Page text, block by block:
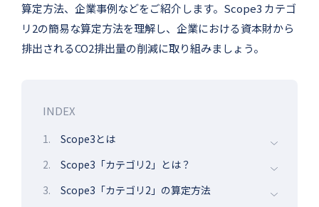
算定方法、企業事例などをご紹介します。Scope3 カテゴ
リ2の簡易な算定方法を理解し、企業における資本財から
排出されるCO2排出量の削減に取り組みましょう。
INDEX
1.
Scope3とは
2.
Scope3「カテゴリ2」とは？
3.
Scope3「カテゴリ2」の算定方法